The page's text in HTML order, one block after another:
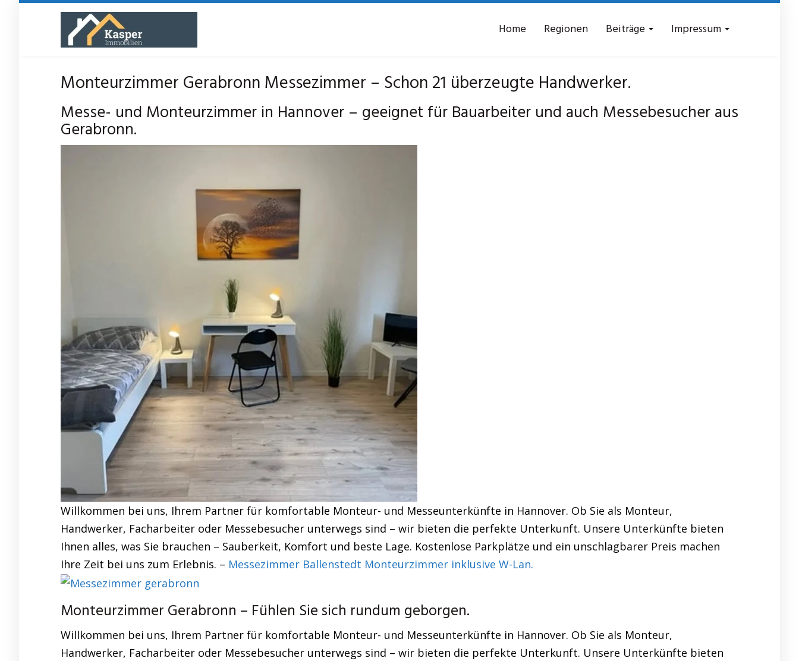
Home Regionen Beiträge Impressum
Monteurzimmer Gerabronn Messezimmer – Schon 21 überzeugte Handwerker.
Messe- und Monteurzimmer in Hannover – geeignet für Bauarbeiter und auch Messebesucher aus
Gerabronn.
Willkommen bei uns, Ihrem Partner für komfortable Monteur- und Messeunterkünfte in Hannover. Ob Sie als Monteur,
Handwerker, Facharbeiter oder Messebesucher unterwegs sind – wir bieten die perfekte Unterkunft. Unsere Unterkünfte bieten
Ihnen alles, was Sie brauchen – Sauberkeit, Komfort und beste Lage. Kostenlose Parkplätze und ein unschlagbarer Preis machen
Ihre Zeit bei uns zum Erlebnis. – Messezimmer Ballenstedt Monteurzimmer inklusive W-Lan.
Monteurzimmer Gerabronn – Fühlen Sie sich rundum geborgen.
Willkommen bei uns, Ihrem Partner für komfortable Monteur- und Messeunterkünfte in Hannover. Ob Sie als Monteur,
Handwerker, Facharbeiter oder Messebesucher unterwegs sind – wir bieten die perfekte Unterkunft. Unsere Unterkünfte bieten